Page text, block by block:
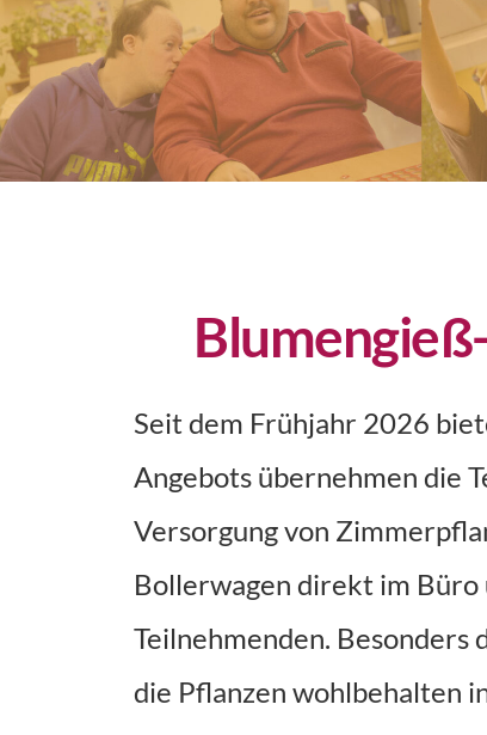
Seit dem Frühjahr 2026
Angebots übernehmen die
Versorgung von
Bollerwagen direkt im Büro
Teilnehmenden. Besonders
die Pflanzen wohlbehalten